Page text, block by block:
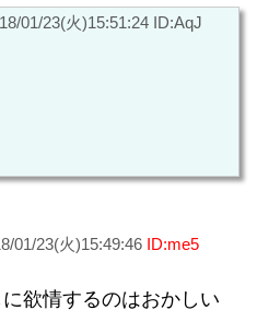
01/23(火)15:51:24 ID:AqJ
01/23(火)15:49:46 ID:me5
欲情するのはおかしい